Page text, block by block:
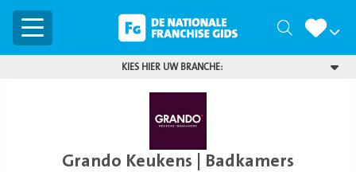
Menu Zoeken
KIES HIER UW BRANCHE:
Grando Keukens | Badkamers